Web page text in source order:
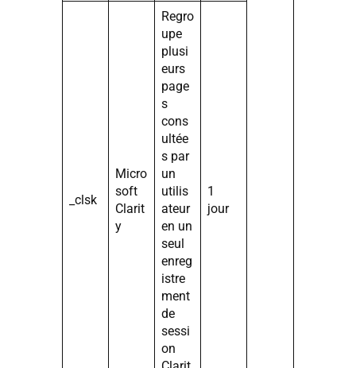
_clsk
Micro
soft
Clarit
y
Regro
upe
plusi
eurs
page
s
cons
ultée
s par
un
utilis
ateur
en un
seul
enreg
istre
ment
de
sessi
on
1
jour